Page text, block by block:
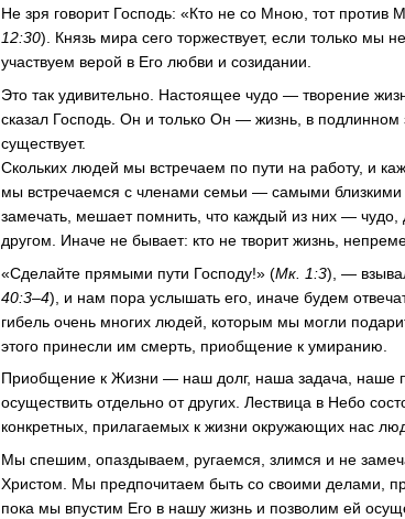
Не зря говорит Господь: «Кто не со Мною, тот против
12:30). Князь мира сего торжествует, если только мы
участвуем верой в Его любви и созидании.
Это так удивительно. Настоящее чудо — творение
сказал Господь. Он и только Он — жизнь, в
существует.
Скольких людей мы встречаем по пути на работу, и
мы встречаемся с членами семьи — самыми
замечать, мешает помнить, что каждый из них —
другом. Иначе не бывает: кто не творит жизнь,
«Сделайте прямыми пути Господу!» (Мк. 1:3), —
40:3–4), и нам пора услышать его, иначе будем
гибель очень многих людей, которым мы могли
этого принесли им смерть, приобщение к умиранию.
Приобщение к Жизни — наш долг, наша задача, наше
осуществить отдельно от других. Лествица в Небо
конкретных, прилагаемых к жизни окружающих нас
Мы спешим, опаздываем, ругаемся, злимся и не
Христом. Мы предпочитаем быть со своими делами,
пока мы впустим Его в нашу жизнь и позволим ей